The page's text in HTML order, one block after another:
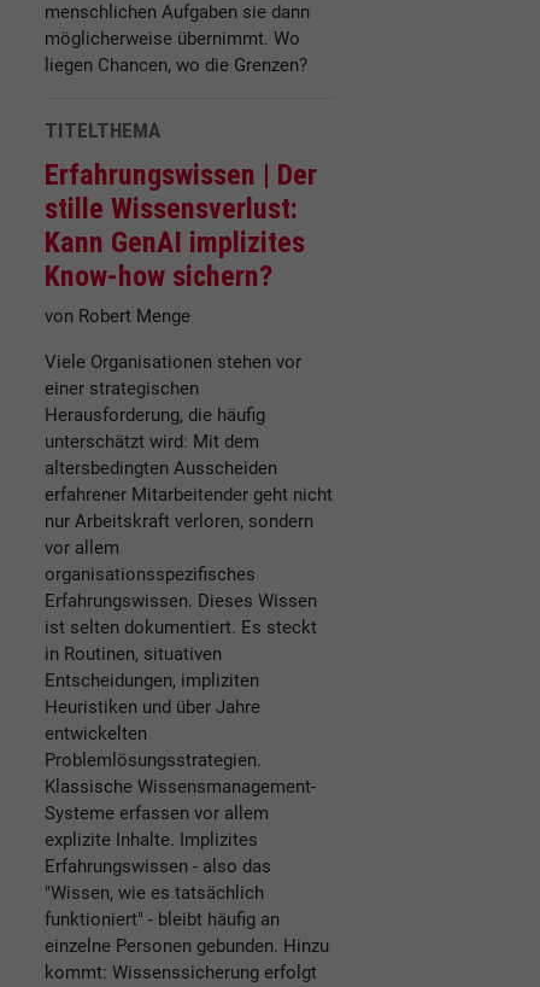
menschlichen Aufgaben sie dann
möglicherweise übernimmt. Wo
liegen Chancen, wo die Grenzen?
TITELTHEMA
Erfahrungswissen | Der
stille Wissensverlust:
Kann GenAI implizites
Know-how sichern?
von Robert Menge
Viele Organisationen stehen vor
einer strategischen
Herausforderung, die häufig
unterschätzt wird: Mit dem
altersbedingten Ausscheiden
erfahrener Mitarbeitender geht nicht
nur Arbeitskraft verloren, sondern
vor allem
organisationsspezifisches
Erfahrungswissen. Dieses Wissen
ist selten dokumentiert. Es steckt
in Routinen, situativen
Entscheidungen, impliziten
Heuristiken und über Jahre
entwickelten
Problemlösungsstrategien.
Klassische Wissensmanagement-
Systeme erfassen vor allem
explizite Inhalte. Implizites
Erfahrungswissen - also das
"Wissen, wie es tatsächlich
funktioniert" - bleibt häufig an
einzelne Personen gebunden. Hinzu
kommt: Wissenssicherung erfolgt